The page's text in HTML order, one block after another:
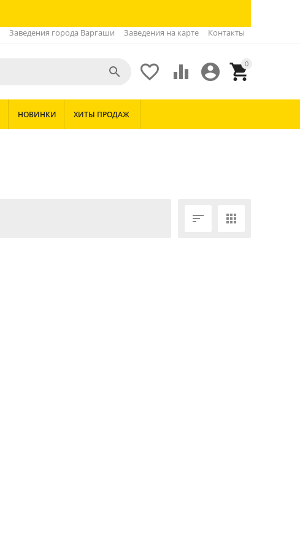
Заведения города Варгаши Заведения на карте Контакты
0


 

НОВИНКИ ХИТЫ ПРОДАЖ
 